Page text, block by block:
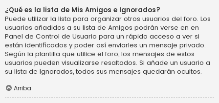
¿Qué es la lista de Mis Amigos e Ignorados?
Puede utilizar la lista para organizar otros usuarios del foro. Los
usuarios añadidos a su lista de Amigos podrán verse en en
Panel de Control de Usuario para un rápido acceso a ver si
están identificados y poder así enviarles un mensaje privado.
Según la plantilla que utilice el foro, los mensajes de estos
usuarios pueden visualizarse resaltados. Si añade un usuario a
su lista de Ignorados, todos sus mensajes quedarán ocultos.
Arriba